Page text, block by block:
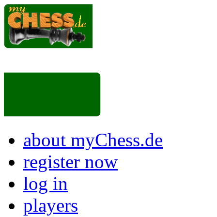
about myChess.de
register now
log in
players